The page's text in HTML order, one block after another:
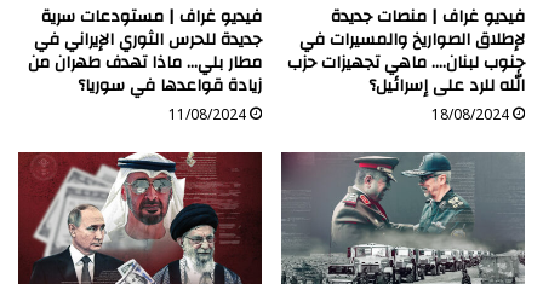
فيديو غراف | منصات جديدة
لإطلاق الصواريخ والمسيرات في
جنوب لبنان…. ماهي تجهيزات حزب
الله للرد على إسرائيل؟
18/08/2024
فيديو غراف | مستودعات سرية
جديدة للحرس الثوري الإيراني في
مطار بلي… ماذا تهدف طهران من
زيادة قواعدها في سوريا؟
11/08/2024